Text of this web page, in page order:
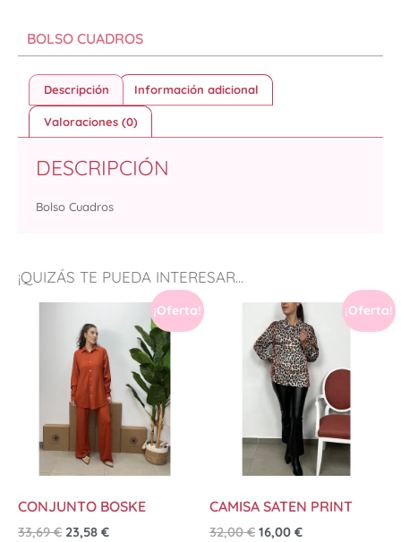
¡QUIZÁS TE PUEDA INTERESAR...
¡Oferta!
CONJUNTO BOSKE
33,69€ 23,58 €
¡Oferta!
CAMISA SATEN PRINT
32,00€ 16,00 €
BOLSO CUADROS
Descripción Información adicional
Valoraciones (0)
DESCRIPCIÓN
Bolso Cuadros